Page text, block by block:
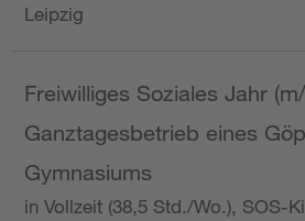
Leipzig
Freiwilliges Soziales Jahr
Ganztagesbetrieb eines
Gymnasiums
in Vollzeit (38,5 Std./Wo.), SOS-